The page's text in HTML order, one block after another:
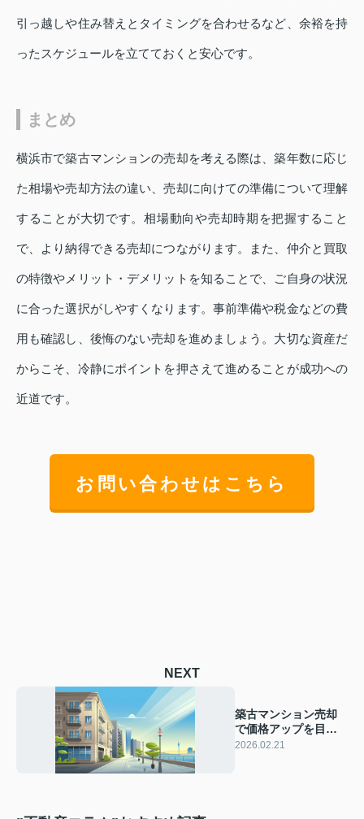
引っ越しや住み替えとタイミングを合わせるなど、余裕を持
ったスケジュールを立てておくと安心です。
まとめ
横浜市で築古マンションの売却を考える際は、築年数に応じ
た相場や売却方法の違い、売却に向けての準備について理解
することが大切です。相場動向や売却時期を把握すること
で、より納得できる売却につながります。また、仲介と買取
の特徴やメリット・デメリットを知ることで、ご自身の状況
に合った選択がしやすくなります。事前準備や税金などの費
用も確認し、後悔のない売却を進めましょう。大切な資産だ
からこそ、冷静にポイントを押さえて進めることが成功への
近道です。
お問い合わせはこちら
NEXT
築古マンション売却
で価格アップを目指
す方法は？横浜で高
2026.02.21